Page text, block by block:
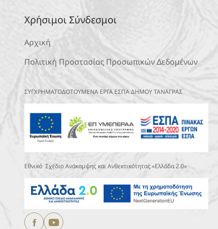
Χρήσιμοι Σύνδεσμοι
Αρχική
Πολιτική Προστασίας Προσωπικών Δεδομένων
ΣΥΓΧΡΗΜΑΤΟΔΟΤΟΥΜΕΝΑ ΕΡΓΑ ΕΣΠΑ ΔΗΜΟΥ ΤΑΝΑΓΡΑΣ
Εθνικό Σχέδιο Ανάκαμψης και Ανθεκτικότητας «Ελλάδα 2.0»